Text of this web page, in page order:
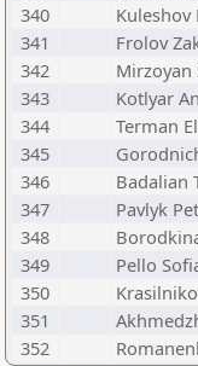
340
341
Frolov
342
Mirzoyan
343
Kotlyar
344
Terman
345
346
Badalian
347
Pavlyk
348
349
Pello
350
351
352